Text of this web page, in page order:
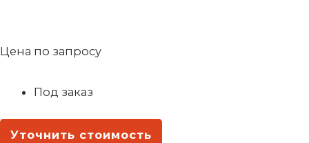
Цена по запросу
Под заказ
Уточнить стоимость